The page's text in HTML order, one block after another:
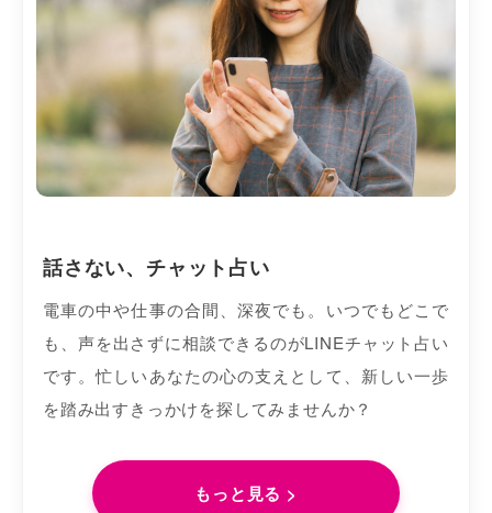
話さない、チャット占い
電車の中や仕事の合間、深夜でも。いつでもどこで
も、声を出さずに相談できるのがLINEチャット占い
です。忙しいあなたの心の支えとして、新しい一歩
を踏み出すきっかけを探してみませんか？
もっと見る >